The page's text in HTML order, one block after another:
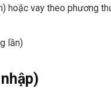
hoặc vay theo phương
lần)